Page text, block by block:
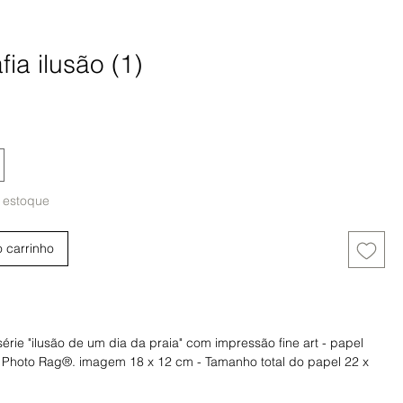
ilusão (1)
carrinho
"ilusão de um dia da praia" com impressão fine art - papel
Rag®. imagem 18 x 12 cm - Tamanho total do papel 22 x